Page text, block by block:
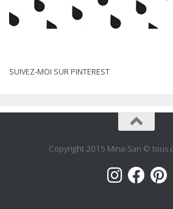
SUIVEZ-MOI SUR PINTEREST
Copyright 2015 Mina-San © tous